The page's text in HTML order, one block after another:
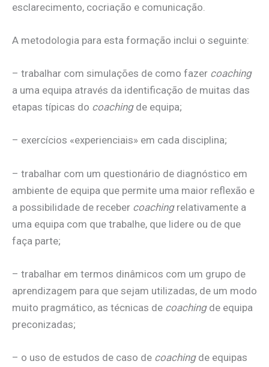
esclarecimento, cocriação e comunicação.
A metodologia para esta formação inclui o seguinte:
– trabalhar com simulações de como fazer coaching
a uma equipa através da identificação de muitas das
etapas típicas do coachingde equipa;
– exercícios «experienciais» em cada disciplina;
– trabalhar com um questionário de diagnóstico em
ambiente de equipa que permite uma maior reflexão e
a possibilidade de receber coachingrelativamente a
uma equipa com que trabalhe, que lidere ou de que
faça parte;
– trabalhar em termos dinâmicos com um grupo de
aprendizagem para que sejam utilizadas, de um modo
muito pragmático, as técnicas de coachingde equipa
preconizadas;
– o uso de estudos de caso de coachingde equipas